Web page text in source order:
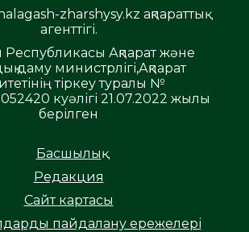
zharshysy.kz ақпараттық
агенттігі.
Республикасы Ақпарат және
даму министрлігі,Ақпарат
тіркеу туралы №
куәлігі 21.07.2022 жылы
берілген
Басшылық
Редакция
Сайт картасы
пайдалану ережелері